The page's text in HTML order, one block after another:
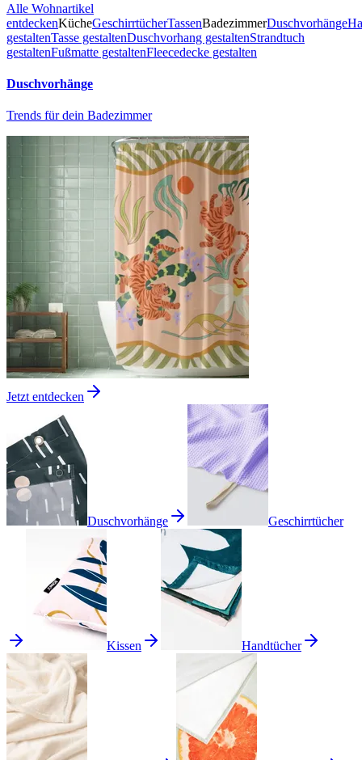
Alle Wohnartikel
entdeckenKücheGeschirrtücherTassenBadezimmerDuschvorhänge
gestaltenTasse gestaltenDuschvorhang gestaltenStrandtuch
gestaltenFußmatte gestaltenFleecedecke gestalten
Duschvorhänge
Trends für dein Badezimmer
Jetzt entdecken
Duschvorhänge Geschirrtücher
Kissen Handtücher